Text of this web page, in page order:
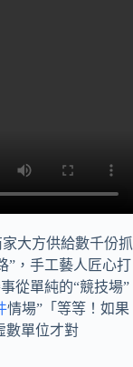
大方供給數千份抓
”，手工藝人匠心打
從單純的“競技場”
情場”「等等！如果
數單位才對